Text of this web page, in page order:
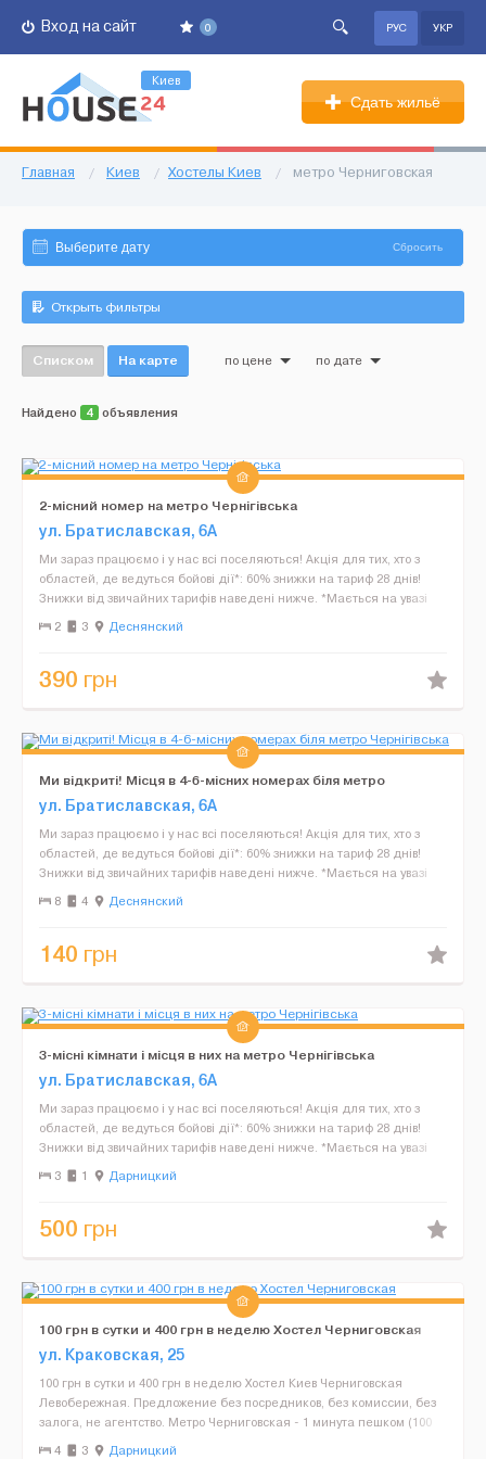
0
Вход на сайт РУС УКР
Киев
Сдать жильё
Главная / Киев / Хостелы Киев / метро Черниговская
Сбросить
Открыть фильтры
Списком На карте по цене по дате
Найдено 4 объявления
2-місний номер на метро Чернігівська
ул. Братиславская, 6А
Ми зараз працюємо і у нас всі поселяються! Акція для тих, хто з
областей, де ведуться бойові дії*: 60% знижки на тариф 28 днів!
Знижки від звичайних тарифів наведені нижче. *Мається на увазі
реєстрація в таких областях: Чернігів...
2 3 Деснянский
390 грн
Ми відкриті! Місця в 4-6-місних номерах біля метро
Чернігівська
ул. Братиславская, 6А
Ми зараз працюємо і у нас всі поселяються! Акція для тих, хто з
областей, де ведуться бойові дії*: 60% знижки на тариф 28 днів!
Знижки від звичайних тарифів наведені нижче. *Мається на увазі
реєстрація в таких областях: Чернігів...
8 4 Деснянский
140 грн
3-місні кімнати і місця в них на метро Чернігівська
ул. Братиславская, 6А
Ми зараз працюємо і у нас всі поселяються! Акція для тих, хто з
областей, де ведуться бойові дії*: 60% знижки на тариф 28 днів!
Знижки від звичайних тарифів наведені нижче. *Мається на увазі
реєстрація в таких областях: Чернігів...
3 1 Дарницкий
500 грн
100 грн в сутки и 400 грн в неделю Хостел Черниговская
ул. Краковская, 25
100 грн в сутки и 400 грн в неделю Хостел Киев Черниговская
Левобережная. Предложение без посредников, без комиссии, без
залога, не агентство. Метро Черниговская - 1 минута пешком (100
метров от метро). Метро Левобережная 15 минут...
4 3 Дарницкий